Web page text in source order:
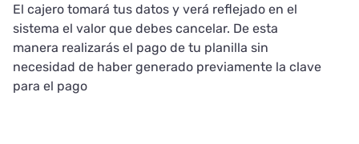
El cajero tomará tus datos y verá reflejado en el
sistema el valor que debes cancelar. De esta
manera realizarás el pago de tu planilla sin
necesidad de haber generado previamente la clave
para el pago